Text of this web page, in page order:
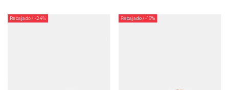
Rebajado/ -24% Rebajado/ -16%